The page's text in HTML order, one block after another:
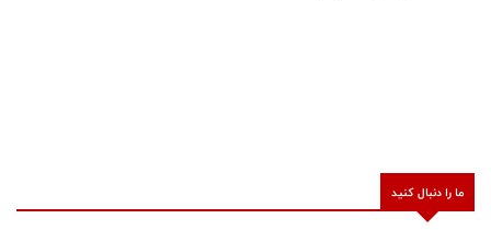
ما را دنبال کنید